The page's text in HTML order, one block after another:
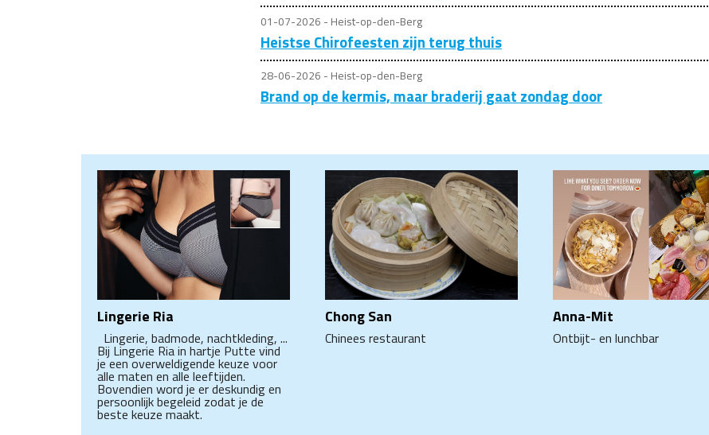
01-07-2026 - Heist-op-den-Berg
Heistse Chirofeesten zijn terug thuis
28-06-2026 - Heist-op-den-Berg
Brand op de kermis, maar braderij gaat zondag door
Lingerie Ria
Lingerie, badmode, nachtkleding, ...
Bij Lingerie Ria in hartje Putte vind
je een overweldigende keuze voor
alle maten en alle leeftijden.
Bovendien word je er deskundig en
persoonlijk begeleid zodat je de
beste keuze maakt.
Chong San
Chinees restaurant
Anna-Mit
Ontbijt- en lunchbar